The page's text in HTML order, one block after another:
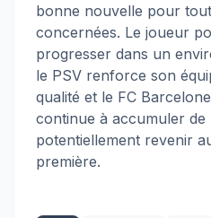
bonne nouvelle pour
concernées. Le joueur
progresser dans un
le PSV renforce son
qualité et le FC
continue à accumuler
potentiellement revenir
première.